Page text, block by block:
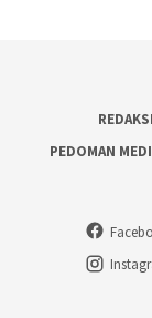
REDAKSI
PEDOMAN